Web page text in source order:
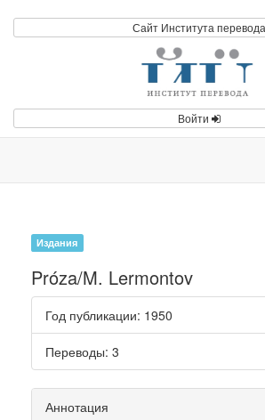
Сайт Института перевода
Войти
Издания
Próza/M. Lermontov
Год публикации: 1950
Переводы: 3
Аннотация